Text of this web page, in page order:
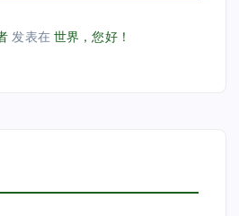
发表在世界，您好！